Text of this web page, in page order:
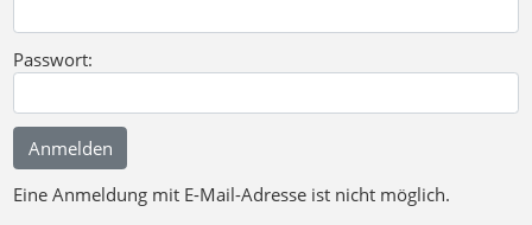
Passwort:
Eine Anmeldung mit E-Mail-Adresse ist nicht möglich.